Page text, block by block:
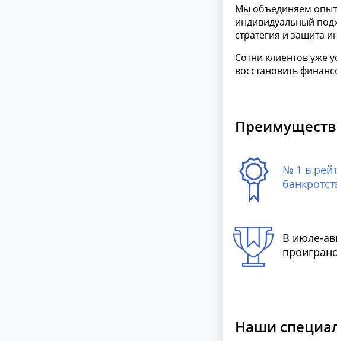
Мы объединяем опыт
индивидуальный
стратегия и защита
Сотни клиентов уже
восстановить
№ 1 в
В июле-
Наши